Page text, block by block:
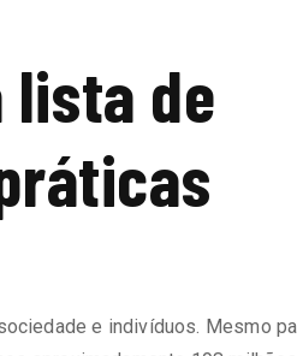
lista de
e indivíduos. Mesmo